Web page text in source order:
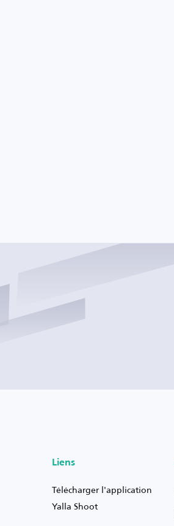
Liens
Télécharger l'application
Yalla Shoot